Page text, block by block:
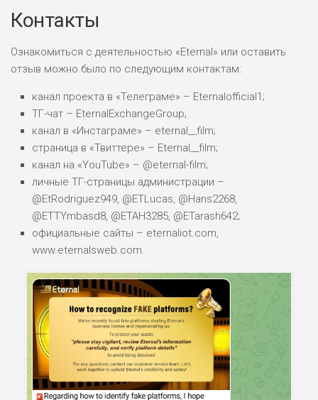
Контакты
Ознакомиться с деятельностью «Eternal» или оставить
отзыв можно было по следующим контактам:
канал проекта в «Телеграме» – Eternalofficial1;
ТГ-чат – EternalExchangeGroup;
канал в «Инстаграме» – eternal__film;
страница в «Твиттере» – Eternal__film;
канал на «YouTube» – @eternal-film;
личные ТГ-страницы администрации –
@EtRodriguez949, @ETLucas, @Hans2268,
@ETTYmbasd8, @ETAH3285, @ETarash642;
официальные сайты – eternaliot.com,
www.eternalsweb.com.